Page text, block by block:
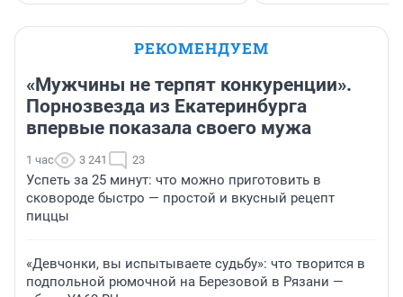
РЕКОМЕНДУЕМ
«Мужчины не терпят конкуренции».
Порнозвезда из Екатеринбурга
впервые показала своего мужа
1 час 3 241 23
Успеть за 25 минут: что можно приготовить в
сковороде быстро — простой и вкусный рецепт
пиццы
«Девчонки, вы испытываете судьбу»: что творится в
подпольной рюмочной на Березовой в Рязани —